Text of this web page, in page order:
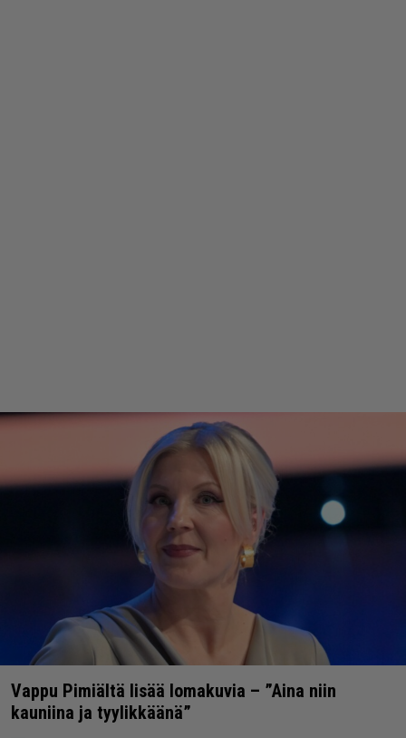
Vappu Pimiältä lisää lomakuvia – ”Aina niin
kauniina ja tyylikkäänä”